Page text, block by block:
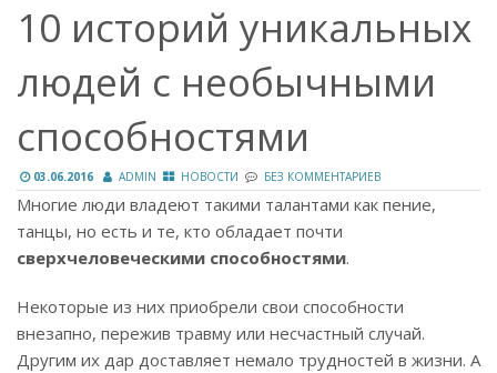
10 историй уникальных
людей с необычными
способностями
03.06.2016 ADMIN НОВОСТИ БЕЗ КОММЕНТАРИЕВ
Многие люди владеют такими талантами как пение,
танцы, но есть и те, кто обладает почти
сверхчеловеческими способностями.
Некоторые из них приобрели свои способности
внезапно, пережив травму или несчастный случай.
Другим их дар доставляет немало трудностей в жизни. А